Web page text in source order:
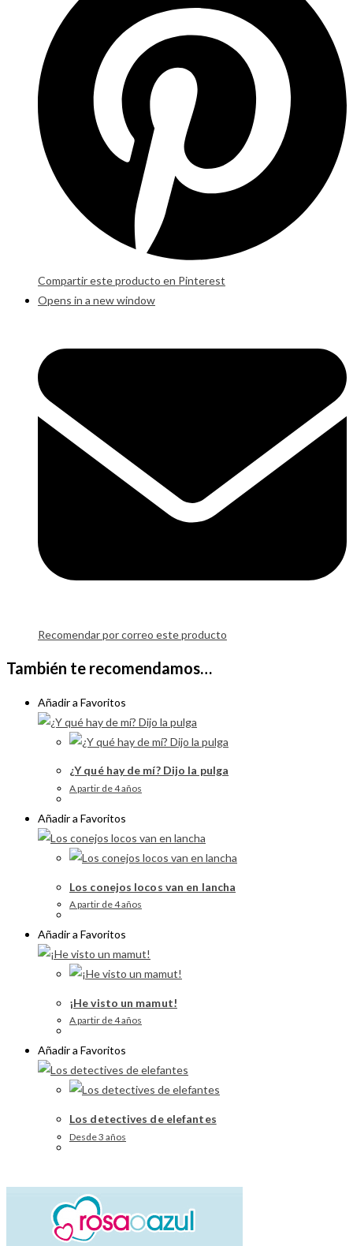
Compartir este producto en Pinterest
Opens in a new window
Recomendar por correo este producto
También te recomendamos…
Añadir a Favoritos
¿Y qué hay de mí? Dijo la pulga
A partir de 4 años
Añadir a Favoritos
Los conejos locos van en lancha
A partir de 4 años
Añadir a Favoritos
¡He visto un mamut!
A partir de 4 años
Añadir a Favoritos
Los detectives de elefantes
Desde 3 años